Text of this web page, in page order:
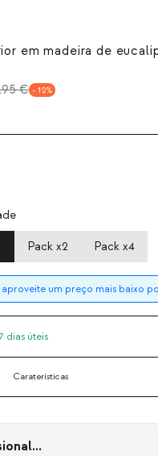
em madeira de
€ 12
Pack x2 Pack x4
um preço mais baixo
dias úteis
Caraterísticas